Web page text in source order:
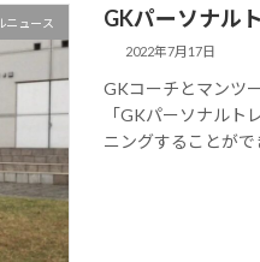
ニュース GKパーソナル
2022年7月17日
GKコーチとマンツ
「GKパーソナル
ニングすることがで